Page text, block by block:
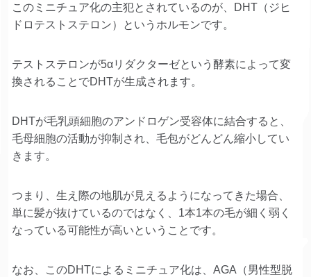
このミニチュア化の主犯とされているのが、DHT（ジヒ
ドロテストステロン）というホルモンです。
テストステロンが5αリダクターゼという酵素によって変
換されることでDHTが生成されます。
DHTが毛乳頭細胞のアンドロゲン受容体に結合すると、
毛母細胞の活動が抑制され、毛包がどんどん縮小してい
きます。
つまり、生え際の地肌が見えるようになってきた場合、
単に髪が抜けているのではなく、1本1本の毛が細く弱く
なっている可能性が高いということです。
なお、このDHTによるミニチュア化は、AGA（男性型脱